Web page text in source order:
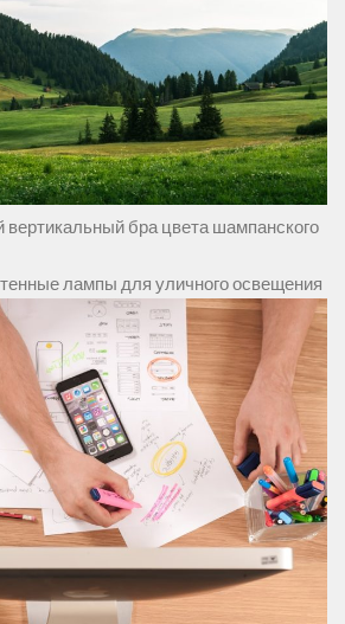
бра цвета шампанского
лампы для уличного освещения